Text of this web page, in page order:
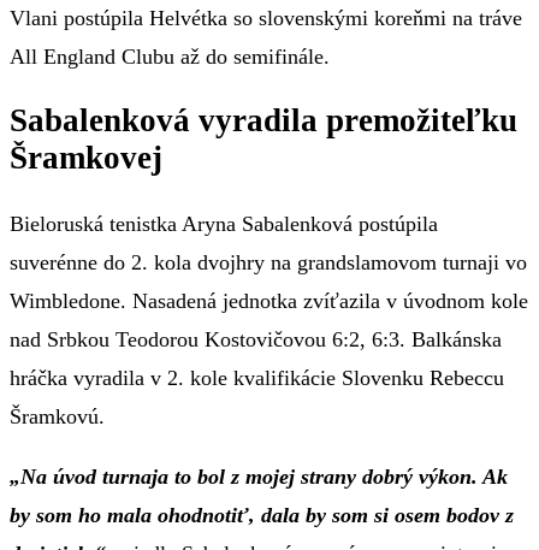
Vlani postúpila Helvétka so slovenskými koreňmi na tráve
All England Clubu až do semifinále.
Sabalenková vyradila premožiteľku
Šramkovej
Bieloruská tenistka Aryna Sabalenková postúpila
suverénne do 2. kola dvojhry na grandslamovom turnaji vo
Wimbledone. Nasadená jednotka zvíťazila v úvodnom kole
nad Srbkou Teodorou Kostovičovou 6:2, 6:3. Balkánska
hráčka vyradila v 2. kole kvalifikácie Slovenku Rebeccu
Šramkovú.
„Na úvod turnaja to bol z mojej strany dobrý výkon. Ak
by som ho mala ohodnotiť, dala by som si osem bodov z